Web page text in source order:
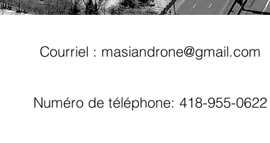
Courriel : masiandrone@gmail.com
Numéro de téléphone: 418-955-0622